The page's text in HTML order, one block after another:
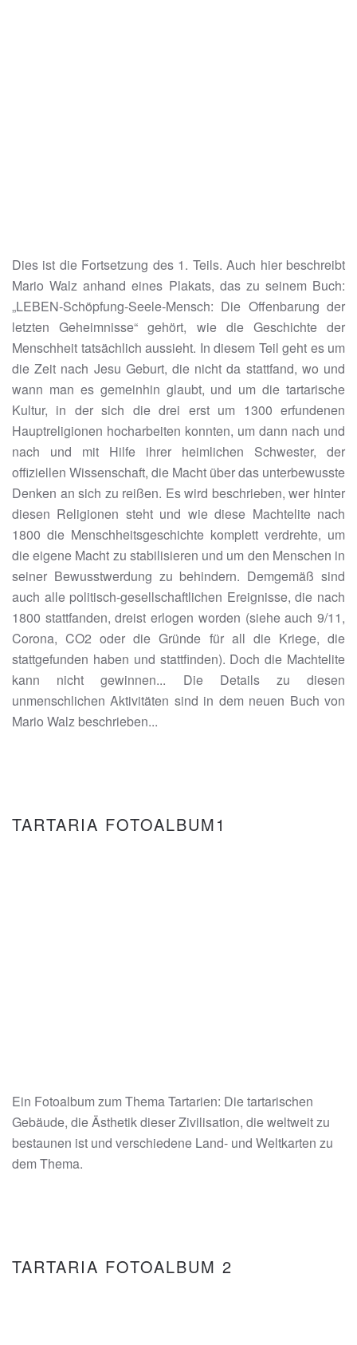
Dies ist die Fortsetzung des 1. Teils. Auch hier beschreibt
Mario Walz anhand eines Plakats, das zu seinem Buch:
„LEBEN-Schöpfung-Seele-Mensch: Die Offenbarung der
letzten Geheimnisse“ gehört, wie die Geschichte der
Menschheit tatsächlich aussieht. In diesem Teil geht es um
die Zeit nach Jesu Geburt, die nicht da stattfand, wo und
wann man es gemeinhin glaubt, und um die tartarische
Kultur, in der sich die drei erst um 1300 erfundenen
Hauptreligionen hocharbeiten konnten, um dann nach und
nach und mit Hilfe ihrer heimlichen Schwester, der
offiziellen Wissenschaft, die Macht über das unterbewusste
Denken an sich zu reißen. Es wird beschrieben, wer hinter
diesen Religionen steht und wie diese Machtelite nach
1800 die Menschheitsgeschichte komplett verdrehte, um
die eigene Macht zu stabilisieren und um den Menschen in
seiner Bewusstwerdung zu behindern. Demgemäß sind
auch alle politisch-gesellschaftlichen Ereignisse, die nach
1800 stattfanden, dreist erlogen worden (siehe auch 9/11,
Corona, CO2 oder die Gründe für all die Kriege, die
stattgefunden haben und stattfinden). Doch die Machtelite
kann nicht gewinnen... Die Details zu diesen
unmenschlichen Aktivitäten sind in dem neuen Buch von
Mario Walz beschrieben...
TARTARIA FOTOALBUM1
Ein Fotoalbum zum Thema Tartarien: Die tartarischen
Gebäude, die Ästhetik dieser Zivilisation, die weltweit zu
bestaunen ist und verschiedene Land- und Weltkarten zu
dem Thema.
TARTARIA FOTOALBUM 2